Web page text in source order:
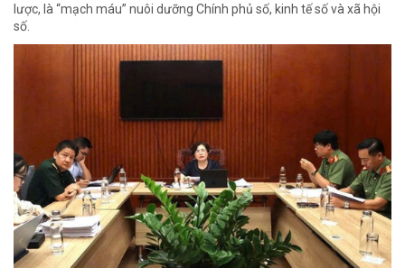
lược, là “mạch máu” nuôi dưỡng Chính phủ số, kinh tế số và xã hội
số.